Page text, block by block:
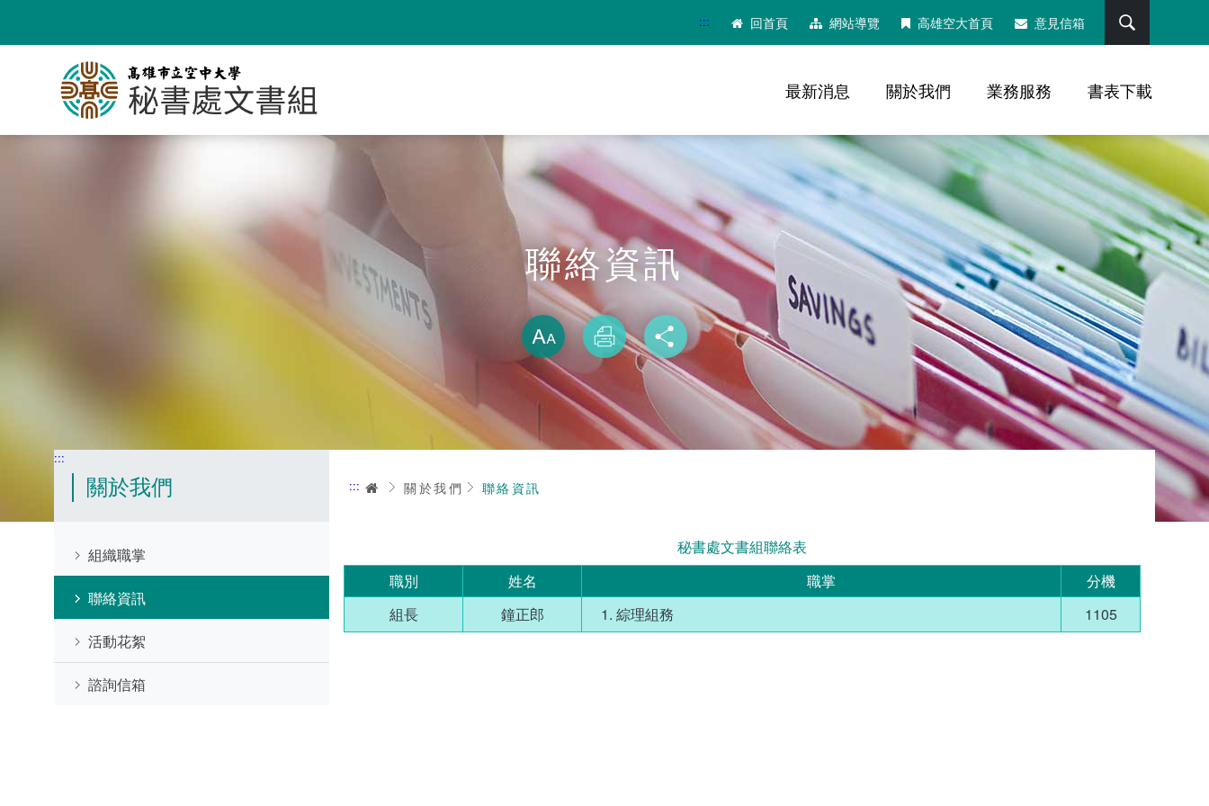
要
::: 回首頁 網站導覽 高雄空大首頁 意見信箱
最新消息 關於我們 業務服務 書表下載
聯絡資訊
略過字型切換，社群分享工具列
放大
列印 分享
:::
關於我們
組織職掌
聯絡資訊
活動花絮
諮詢信箱
::: 首頁關於我們 聯絡資訊
秘書處文書組聯絡表
職別
姓名 職掌
分機
組長
鐘正郎 綜理組務 1105